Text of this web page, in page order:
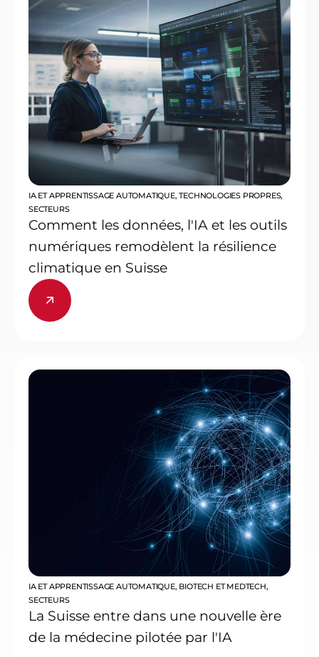
IA ET APPRENTISSAGE AUTOMATIQUE,TECHNOLOGIES PROPRES,
SECTEURS
Comment les données, l'IA et les outils
numériques remodèlent la résilience
climatique en Suisse
IA ET APPRENTISSAGE AUTOMATIQUE, BIOTECH ET MEDTECH,
SECTEURS
La Suisse entre dans une nouvelle ère
de la médecine pilotée par l'IA